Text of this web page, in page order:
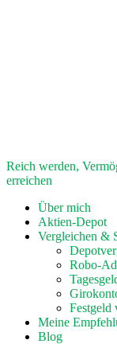
Reich werden,
erreichen
Über mich
Aktien-Depot
Vergleichen &
Robo-
Festgeld
Meine
Blog